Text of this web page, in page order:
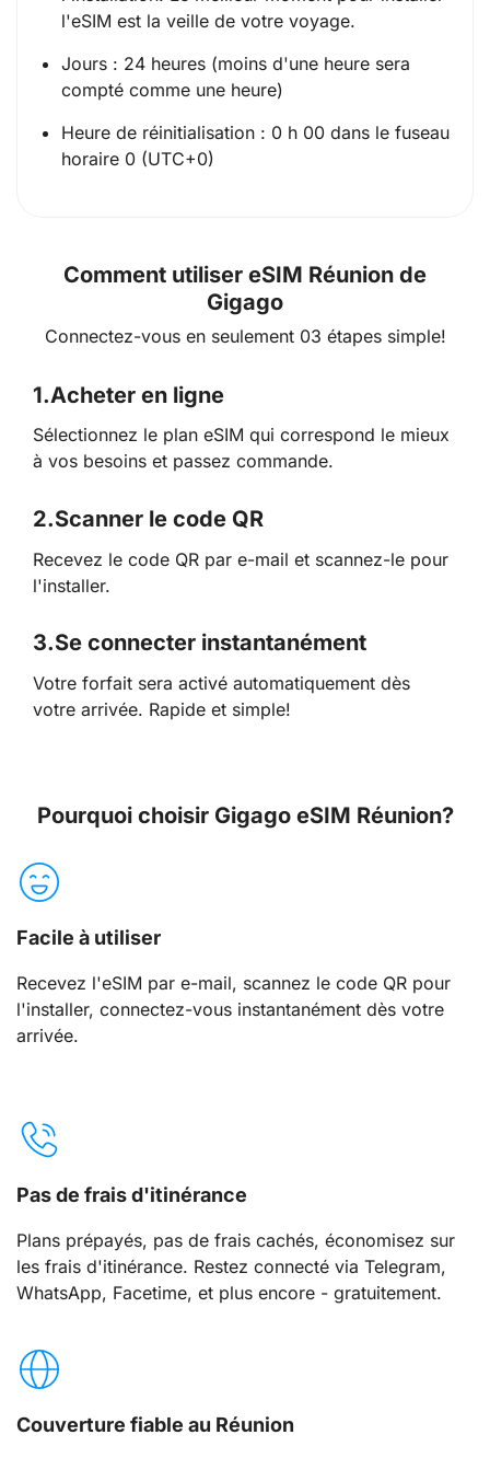
l'eSIM est la veille de votre voyage.
Jours : 24 heures (moins d'une heure sera
compté comme une heure)
Heure de réinitialisation : 0 h 00 dans le fuseau
horaire 0 (UTC+0)
Comment utiliser eSIM Réunion de
Gigago
Connectez-vous en seulement 03 étapes simple!
1.Acheter en ligne
Sélectionnez le plan eSIM qui correspond le mieux
à vos besoins et passez commande.
2.Scanner le code QR
Recevez le code QR par e-mail et scannez-le pour
l'installer.
3.Se connecter instantanément
Votre forfait sera activé automatiquement dès
votre arrivée. Rapide et simple!
Pourquoi choisir Gigago eSIM Réunion?
Facile à utiliser
Recevez l'eSIM par e-mail, scannez le code QR pour
l'installer, connectez-vous instantanément dès votre
arrivée.
Pas de frais d'itinérance
Plans prépayés, pas de frais cachés, économisez sur
les frais d'itinérance. Restez connecté via Telegram,
WhatsApp, Facetime, et plus encore - gratuitement.
Couverture fiable au Réunion